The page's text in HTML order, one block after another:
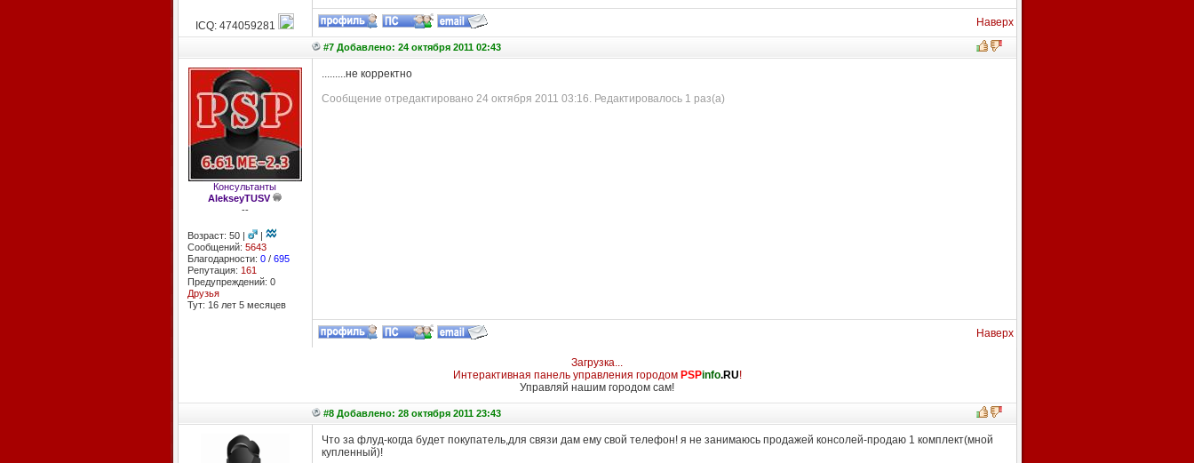
ICQ: 474059281 Наверх
#7 Добавлено: 24 октября 2011 02:43
Консультанты
AlekseyTUSV
--
Возраст: 50 |
|
Сообщений: 5643
Благодарности: 0/ 695
Репутация: 161
Предупреждений: 0
Друзья
Тут: 16 лет 5 месяцев
.........не корректно
Сообщение отредактировано 24 октября 2011 03:16. Редактировалось 1 раз(а)
Наверх
Загрузка...
Интерактивная панель управления городом PSPinfo.RU!
Управляй нашим городом сам!
#8 Добавлено: 28 октября 2011 23:43
Что за флуд-когда будет покупатель,для связи дам ему свой телефон! я не занимаюсь продажей консолей-продаю 1 комплект(мной
купленный)!